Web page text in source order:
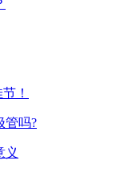
！
管吗?
义